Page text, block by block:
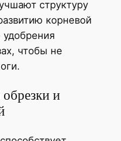
структуру
корневой
чтобы не
и